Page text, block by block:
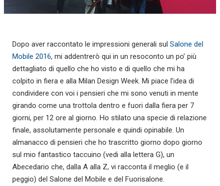
Dopo aver raccontato le impressioni generali sul Salone del
Mobile 2016, mi addentrerò qui in un resoconto un po’ più
dettagliato di quello che ho visto e di quello che mi ha
colpito in fiera e alla Milan Design Week. Mi piace l’idea di
condividere con voi i pensieri che mi sono venuti in mente
girando come una trottola dentro e fuori dalla fiera per 7
giorni, per 12 ore al giorno. Ho stilato una specie di relazione
finale, assolutamente personale e quindi opinabile. Un
almanacco di pensieri che ho trascritto giorno dopo giorno
sul mio fantastico taccuino (vedi alla lettera G), un
Abecedario che, dalla A alla Z, vi racconta il meglio (e il
peggio) del Salone del Mobile e del Fuorisalone.